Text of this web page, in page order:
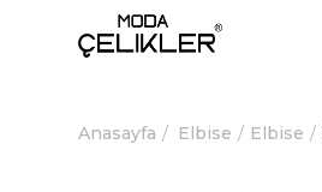
Anasayfa Elbise Elbise